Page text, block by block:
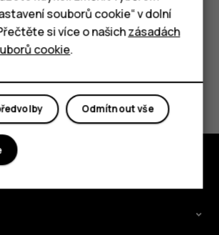
to?
souborů cookie“ v dolní
si více o našichzásadách
cookie.
Odmítnout vše